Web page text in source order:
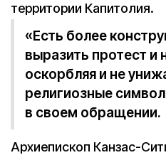
территории Капитолия.
«Есть более
выразить протест и
оскорбляя и не
религиозные
в своем обращении.
Архиепископ Канзас-